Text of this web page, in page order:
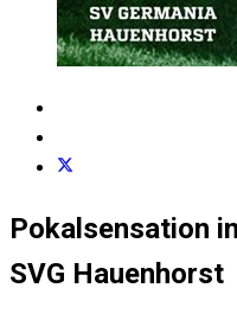
Pokalsensation
SVG Hauenhorst